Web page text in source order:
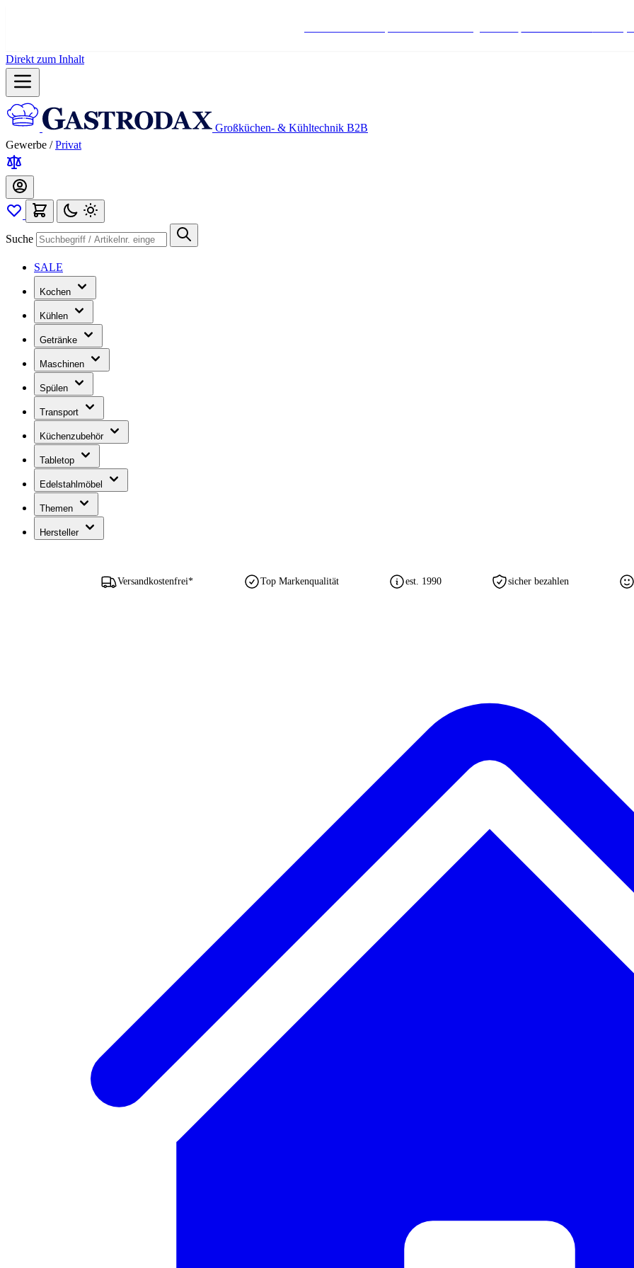
Direkt zum Inhalt
Großküchen- & Kühltechnik B2B
Gewerbe / Privat
Suche
SALE
Kochen
Kühlen
Getränke
Maschinen
Spülen
Transport
Küchenzubehör
Tabletop
Edelstahlmöbel
Themen
Hersteller
Versandkostenfrei* Top Markenqualität est. 1990 sicher bezahlen